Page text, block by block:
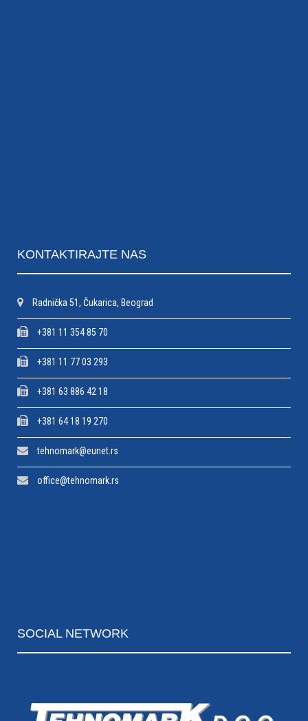
KONTAKTIRAJTE NAS
Radnička 51, Čukarica, Beograd
+381 11 354 85 70
+381 11 77 03 293
+381 63 886 42 18
+381 64 18 19 270
tehnomark@eunet.rs
office@tehnomark.rs
SOCIALNETWORK